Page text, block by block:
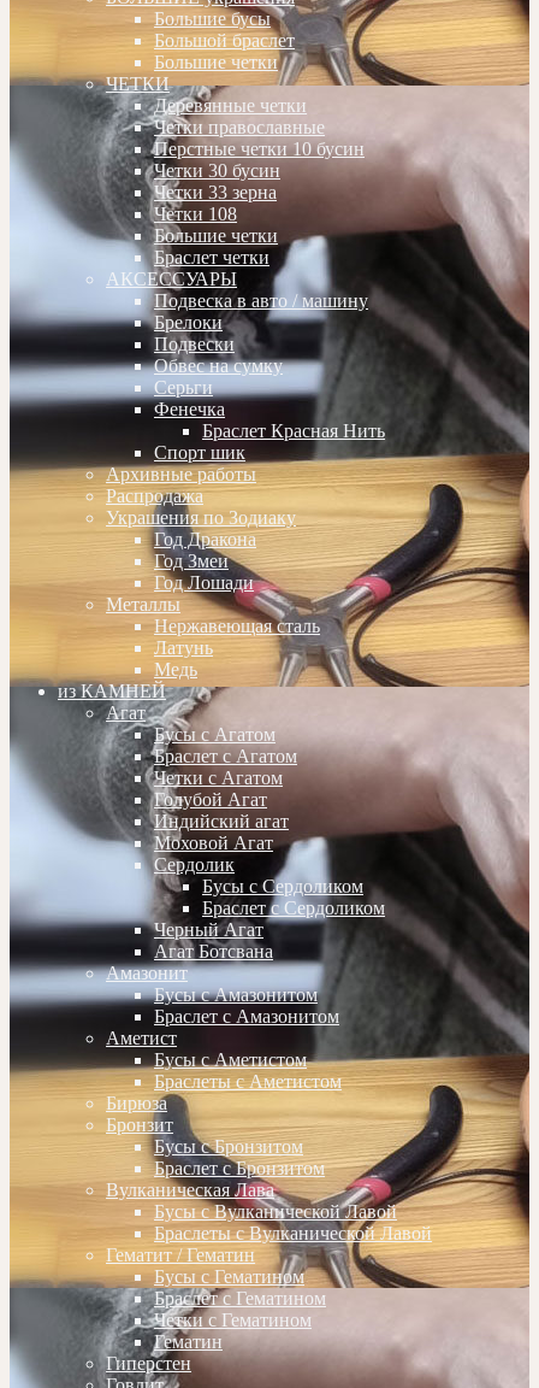
Большие бусы
Большой браслет
Большие четки
ЧЕТКИ
Деревянные четки
Четки православные
Перстные четки 10 бусин
Четки 30 бусин
Четки 33 зерна
Четки 108
Большие четки
Браслет четки
АКСЕССУАРЫ
Подвеска в авто / машину
Брелоки
Подвески
Обвес на сумку
Серьги
Фенечка
Браслет Красная Нить
Спорт шик
Архивные работы
Распродажа
Украшения по Зодиаку
Год Дракона
Год Змеи
Год Лошади
Металлы
Нержавеющая сталь
Латунь
Медь
из КАМНЕЙ
Агат
Бусы с Агатом
Браслет с Агатом
Четки с Агатом
Голубой Агат
Индийский агат
Моховой Агат
Сердолик
Бусы с Сердоликом
Браслет с Сердоликом
Черный Агат
Агат Ботсвана
Амазонит
Бусы с Амазонитом
Браслет с Амазонитом
Аметист
Бусы с Аметистом
Браслеты с Аметистом
Бирюза
Бронзит
Бусы с Бронзитом
Браслет с Бронзитом
Вулканическая Лава
Бусы с Вулканической Лавой
Браслеты с Вулканической Лавой
Гематит / Гематин
Бусы с Гематином
Браслет с Гематином
Четки с Гематином
Гематин
Гиперстен